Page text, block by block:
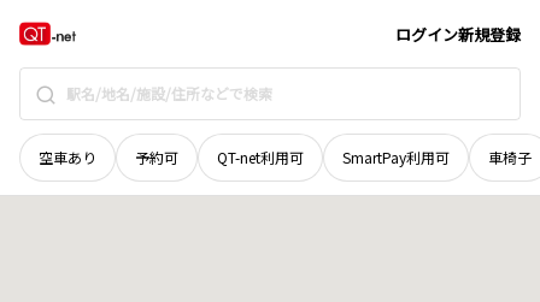
ログイン新規登録
空車あり 予約可 QT-net利用可 SmartPay利用可 車椅子
秋田県